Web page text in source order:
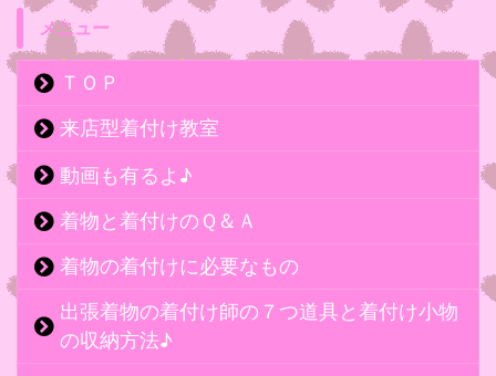
メニュー
ＴＯＰ
来店型着付け教室
動画も有るよ♪
着物と着付けのＱ＆Ａ
着物の着付けに必要なもの
出張着物の着付け師の７つ道具と着付け小物
の収納方法♪